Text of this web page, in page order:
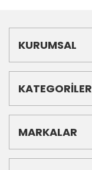
KURUMSAL
KATEGORİLER
MARKALAR